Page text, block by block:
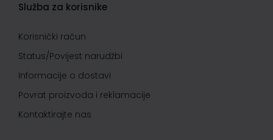
Služba za korisnike
Korisnički račun
Status/Povijest narudžbi
Informacije o dostavi
Povrat proizvoda i reklamacije
Kontaktirajte nas